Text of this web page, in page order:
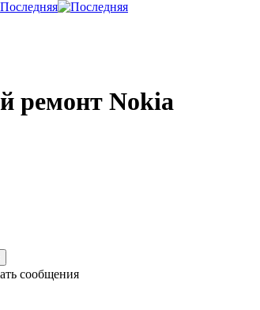
Последняя
ремонт Nokia
сообщения